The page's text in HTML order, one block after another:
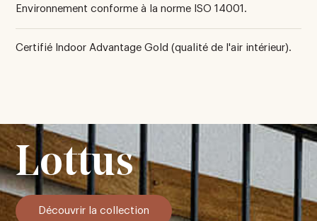
Environnement conforme à la norme ISO 14001.
Certifié Indoor Advantage Gold (qualité de l'air intérieur).
Lottus
Découvrir la collection